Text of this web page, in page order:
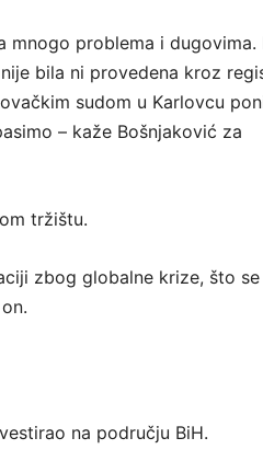
mnogo problema i dugovima.
bila ni provedena kroz
sudom u Karlovcu
– kaže Bošnjaković za
tržištu.
zbog globalne krize, što se
na području BiH.